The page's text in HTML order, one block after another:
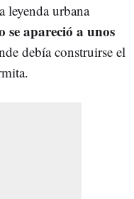
leyenda urbana
se apareció a unos
debía construirse el